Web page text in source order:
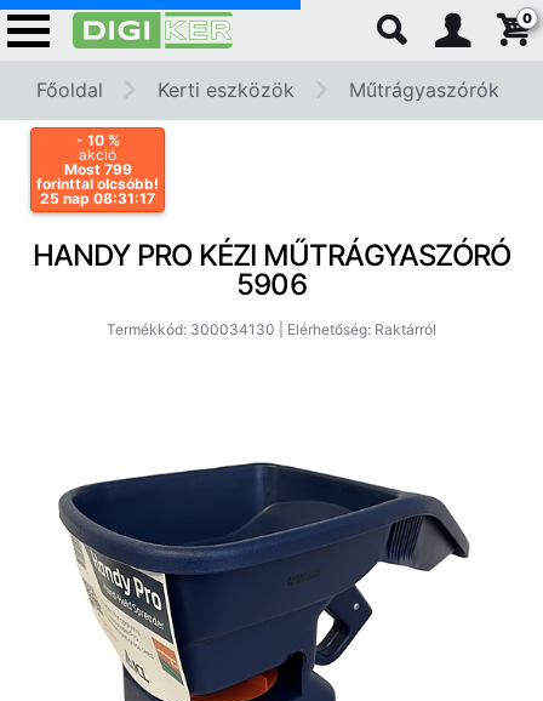
0
Főoldal Kerti eszközök Műtrágyaszórók
- 10 %
akció
Most 799
forinttal olcsóbb!
25 nap 08:31:17
HANDY PRO KÉZI MŰTRÁGYASZÓRÓ
5906
Termékkód: 300034130 | Elérhetőség: Raktárról